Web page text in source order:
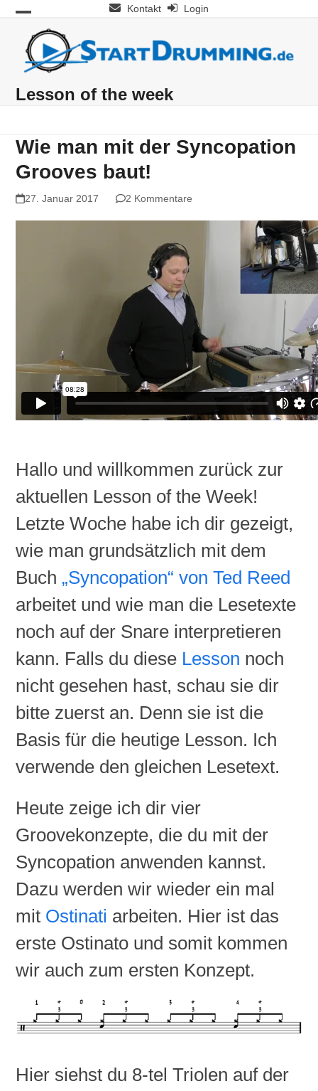
Skip
content
Kontakt Login
Open
mobile
menu
Close
mobile
menu
Lesson of the week
Wie man mit der Syncopation
Grooves baut!
27. Januar 2017 2 Kommentare
Hallo und willkommen zurück zur
aktuellen Lesson of the Week!
Letzte Woche habe ich dir gezeigt,
wie man grundsätzlich mit dem
Buch „Syncopation“ von Ted Reed
arbeitet und wie man die Lesetexte
noch auf der Snare interpretieren
kann. Falls du diese Lesson noch
nicht gesehen hast, schau sie dir
bitte zuerst an. Denn sie ist die
Basis für die heutige Lesson. Ich
verwende den gleichen Lesetext.
Heute zeige ich dir vier
Groovekonzepte, die du mit der
Syncopation anwenden kannst.
Dazu werden wir wieder ein mal
mit Ostinati arbeiten. Hier ist das
erste Ostinato und somit kommen
wir auch zum ersten Konzept.
Hier siehst du 8-tel Triolen auf der